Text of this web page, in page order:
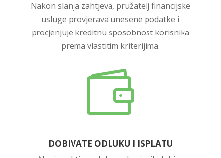
Nakon slanja zahtjeva, pružatelj financijske
usluge provjerava unesene podatke i
procjenjuje kreditnu sposobnost korisnika
prema vlastitim kriterijima.

DOBIVATE ODLUKU I ISPLATU